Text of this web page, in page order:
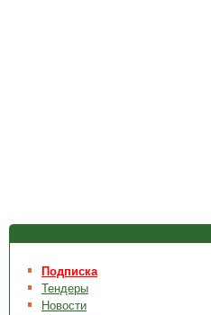
Подписка
Тендеры
Новости